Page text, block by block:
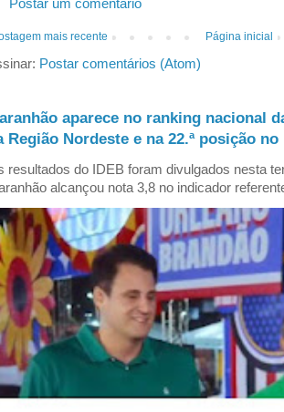
Postar um comentário
mais recente Página inicial
Postar comentários (Atom)
aparece no ranking nacional
Região Nordeste e na 22.ª posição
resultados do IDEB foram divulgados nesta
alcançou nota 3,8 no indicador